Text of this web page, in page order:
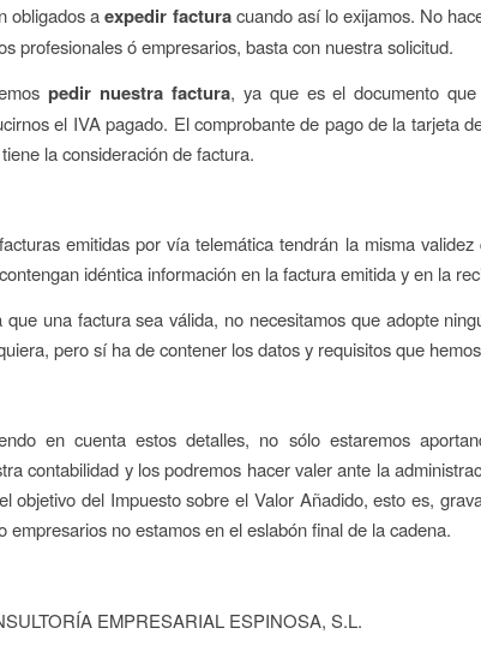
obligados aexpedir facturacuando así lo exijamos. No
profesionales ó empresarios, basta con nuestra solicitud.
pedir nuestra factura, ya que es el documento
el IVA pagado. El comprobante de pago de la tarjeta
la consideración de factura.
emitidas por vía telemática tendrán la misma
idéntica información en la factura emitida y en la
que una factura sea válida, no necesitamos que adopte
pero sí ha de contener los datos y requisitos que
en cuenta estos detalles, no sólo estaremos
contabilidad y los podremos hacer valer ante la
objetivo del Impuesto sobre el Valor Añadido, esto es,
empresarios no estamos en el eslabón final de la cadena.
EMPRESARIAL ESPINOSA, S.L.